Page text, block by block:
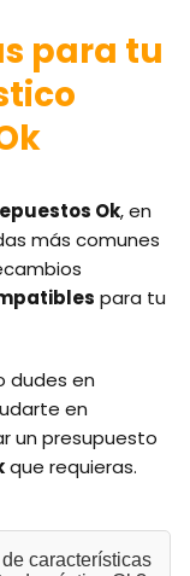
para tu
Ok, en
más comunes
para tu
dudes en
en
un presupuesto
que requieras.
características